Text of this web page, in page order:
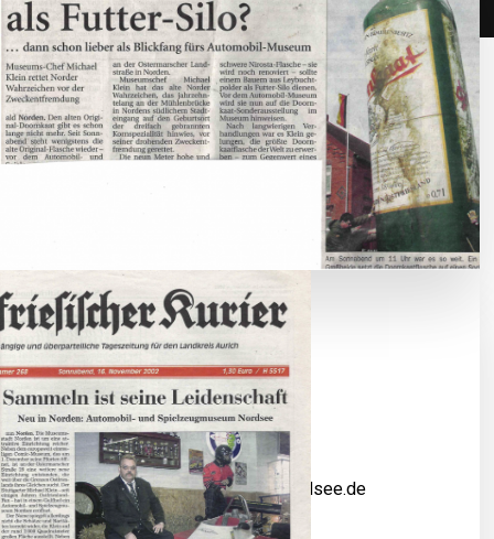
Ostermarscher Str. 29
26506 Norden
0 49 31 – 91 87 911
0 49 31 – 91 87 356
kontakt@automuseum-nordsee.de